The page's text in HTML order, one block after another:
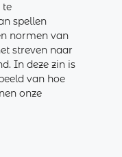
te
spellen
normen van
streven naar
In deze zin is
van hoe
onze